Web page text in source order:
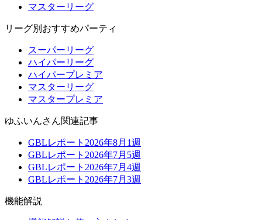
マスターリーグ
リーグ別おすすめパーティ
スーパーリーグ
ハイパーリーグ
ハイパープレミア
マスターリーグ
マスタープレミア
ゆふいんさん関連記事
GBLレポート2026年8月1週
GBLレポート2026年7月5週
GBLレポート2026年7月4週
GBLレポート2026年7月3週
機能解説